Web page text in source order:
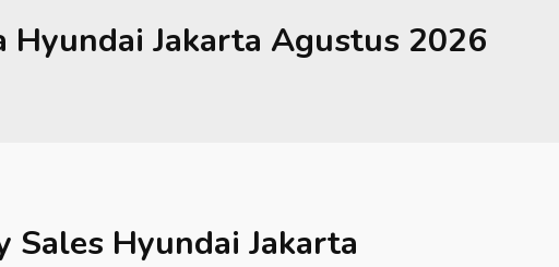
Hyundai Jakarta Agustus 2026
Sales Hyundai Jakarta